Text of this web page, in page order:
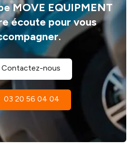
MOVE EQUIPMENT
écoute pour vous
Contactez-nous
03 20 56 04 04